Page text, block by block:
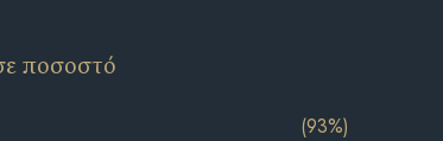
ποσοστό
(93%)